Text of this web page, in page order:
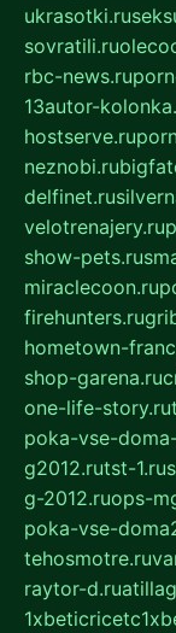
ukrasotki.ru
sovratili.ru
rbc-news.ru
13autor-
hostserve.ru
neznobi.ru
delfinet.ru
velotrenajery.ru
show-pets.ru
miraclecoon.ru
firehunters.ru
hometown-
shop-garena.ru
one-life-story.ru
poka-vse-
g2012.rutst-1.ru
g-2012.ruops-
poka-vse-
tehosmotre.ru
raytor-d.ru